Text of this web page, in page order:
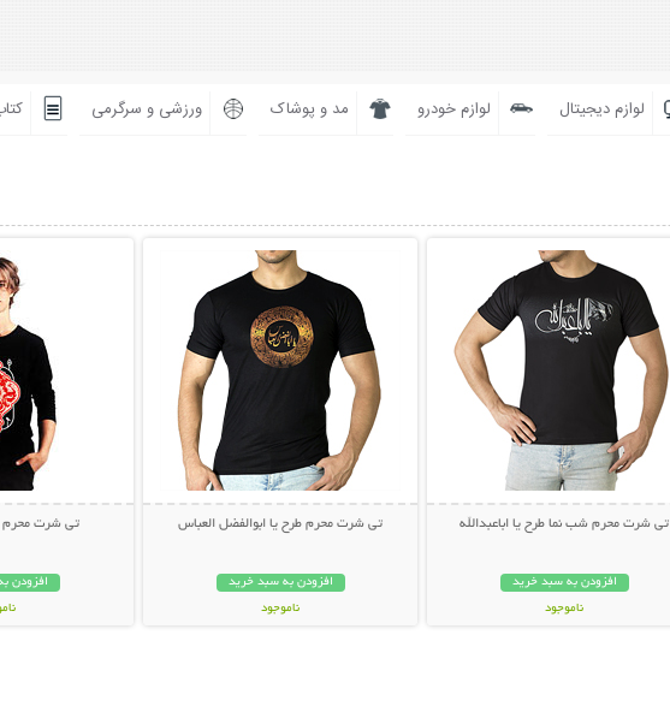
لوازم دیجیتال لوازم خودرو مد و پوشاک ورزشی و سرگرمی
تی شرت محرم شب نما طرح یا اباعبدالله
افزودن به سبد خرید
ناموجود
تی شرت محرم طرح یا ابوالفضل العباس
افزودن به سبد خرید
ناموجود
تی شرت محرم
افزودن